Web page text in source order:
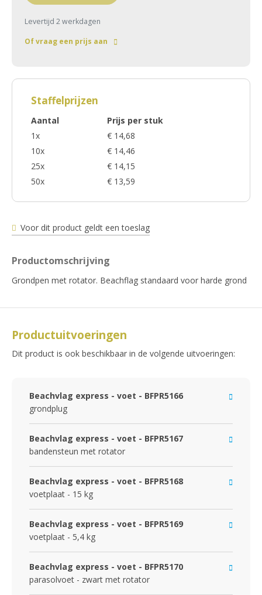
Levertijd 2 werkdagen
Of vraag een prijs aan
Staffelprijzen
Aantal
Prijs per stuk
1x
€ 14,68
10x
€ 14,46
25x
€ 14,15
50x
€ 13,59
Voor dit product geldt een toeslag
Productomschrijving
Grondpen met rotator. Beachflag standaard voor harde grond
Productuitvoeringen
Dit product is ook beschikbaar in de volgende uitvoeringen:
Beachvlag express - voet - BFPR5166
grondplug
Beachvlag express - voet - BFPR5167
bandensteun met rotator
Beachvlag express - voet - BFPR5168
voetplaat - 15 kg
Beachvlag express - voet - BFPR5169
voetplaat - 5,4 kg
Beachvlag express - voet - BFPR5170
parasolvoet - zwart met rotator